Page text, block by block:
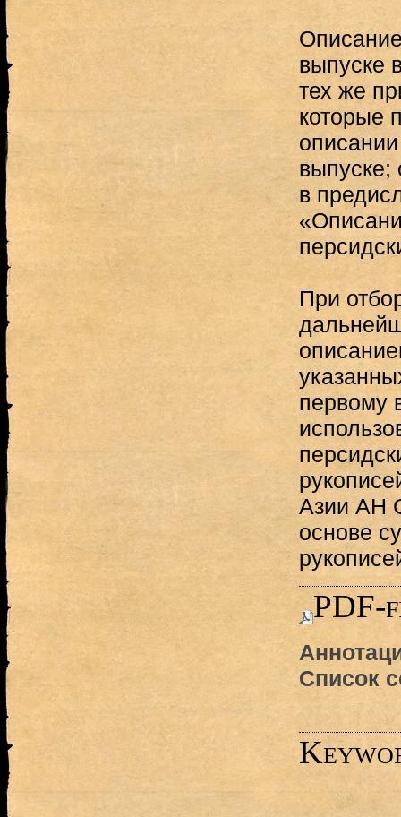
выпуске
тех же
которые
выпуске;
в
При
первому
Азии АН
основе
PDF-
Список